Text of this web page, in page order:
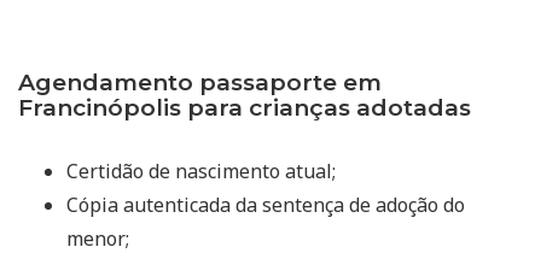
Agendamento passaporte em
Francinópolis para crianças adotadas
Certidão de nascimento atual;
Cópia autenticada da sentença de adoção do
menor;